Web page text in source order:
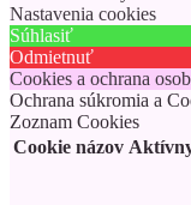
Nastavenia cookies
Súhlasiť
Odmietnuť
Cookies a ochrana
Ochrana súkromia a
Zoznam Cookies
Cookie názov